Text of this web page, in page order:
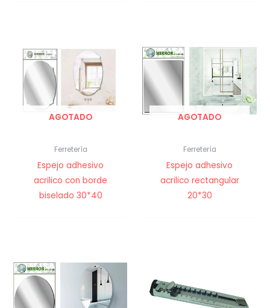
AGOTADO
Ferretería
Espejo adhesivo
acrilico con borde
biselado 30*40
AGOTADO
Ferretería
Espejo adhesivo
acrilico rectangular
20*30